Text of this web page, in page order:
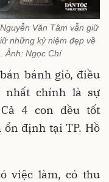
Văn Tâm vẫn giữ
những kỷ niệm đẹp về
Ảnh: Ngọc Chí
bánh giò, điều
nhất chính là sự
4 con đều tốt
ổn định tại TP. Hồ
việc làm, có thu